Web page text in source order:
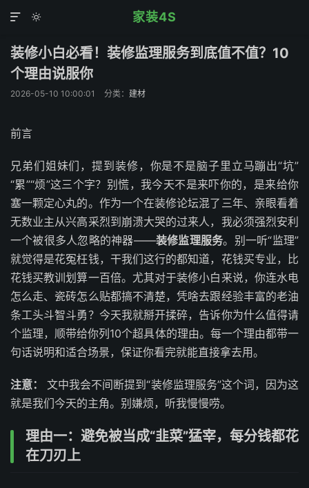
家装4S


装修小白必看！装修监理服务到底值不值？10
个理由说服你
2026-05-10 10:00:01 分类： 建材
前言
兄弟们姐妹们，提到装修，你是不是脑子里立马蹦出“坑”
“累”“烦”这三个字？别慌，我今天不是来吓你的，是来给你
塞一颗定心丸的。作为一个在装修论坛混了三年、亲眼看着
无数业主从兴高采烈到崩溃大哭的过来人，我必须强烈安利
一个被很多人忽略的神器——装修监理服务。别一听“监理”
就觉得是花冤枉钱，干我们这行的都知道，花钱买专业，比
花钱买教训划算一百倍。尤其对于装修小白来说，你连水电
怎么走、瓷砖怎么贴都搞不清楚，凭啥去跟经验丰富的老油
条工头斗智斗勇？今天我就掰开揉碎，告诉你为什么值得请
个监理，顺带给你列10个超具体的理由。每一个理由都带一
句话说明和适合场景，保证你看完就能直接拿去用。
注意：
文中我会不间断提到“装修监理服务”这个词，因为这
就是我们今天的主角。别嫌烦，听我慢慢唠。
理由一：避免被当成“韭菜”猛宰，每分钱都花
在刀刃上